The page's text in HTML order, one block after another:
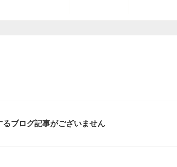
るブログ記事がございません